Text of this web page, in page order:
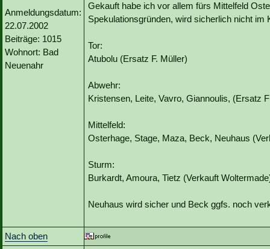
Anmeldungsdatum:
22.07.2002
Beiträge: 1015
Wohnort: Bad
Neuenahr
Gekauft habe ich vor allem fürs Mittelfeld
Spekulationsgründen, wird sicherlich nicht im
Tor:
Atubolu (Ersatz F. Müller)
Abwehr:
Kristensen, Leite, Vavro, Giannoulis, (Ersatz
Mittelfeld:
Osterhage, Stage, Maza, Beck, Neuhaus
Sturm:
Burkardt, Amoura, Tietz (Verkauft
Neuhaus wird sicher und Beck ggfs. noch
Nach oben